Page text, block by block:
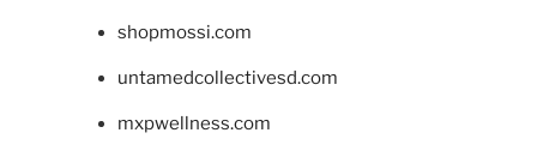
shopmossi.com
untamedcollectivesd.com
mxpwellness.com